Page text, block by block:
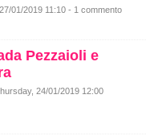
01/2019 11:10 - 1 commento
Pezzaioli e
24/01/2019 12:00